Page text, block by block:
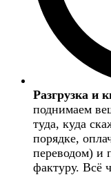
Разгрузка и
поднимаем
туда, куда
порядке,
переводом) и
фактуру. Всё